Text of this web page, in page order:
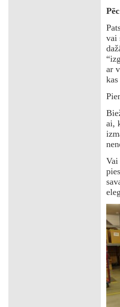
vai
ar
ai,
Vai